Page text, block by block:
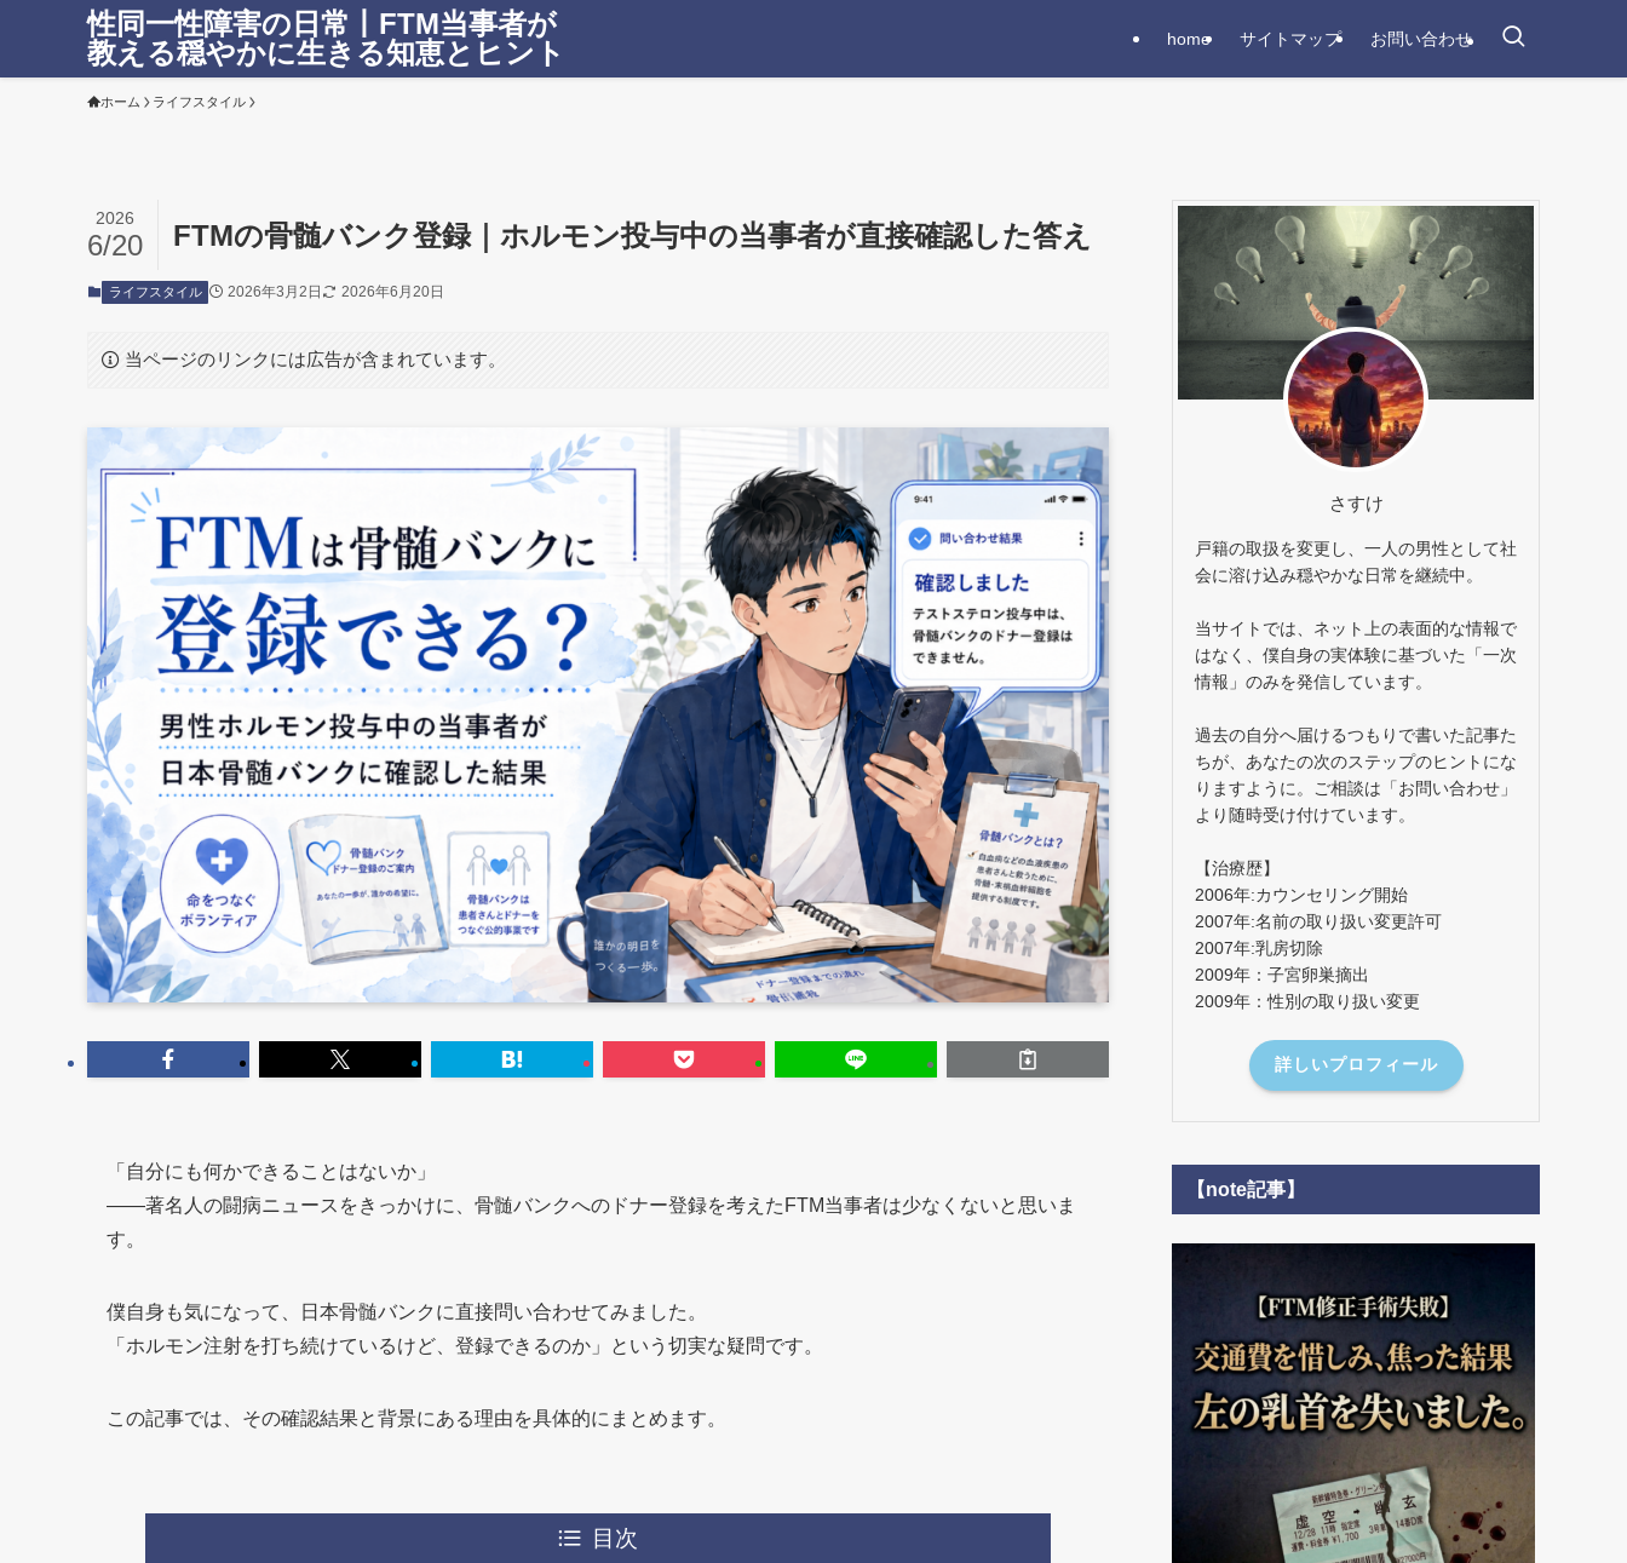
性同一性障害の日常丨FTM当事者が
教える穏やかに生きる知恵とヒント
home サイトマップ お問い合わせ
ホーム ライフスタイル
FTMの骨髄バンク登録｜ホルモン投与中の当事者が直接確認した答え
2026
6/20
ライフスタイル 2026年3月2日 2026年6月20日
当ページのリンクには広告が含まれています。
「自分にも何かできることはないか」
——著名人の闘病ニュースをきっかけに、骨髄バンクへのドナー登録を考えたFTM当事者は少なくないと思いま
す。
僕自身も気になって、日本骨髄バンクに直接問い合わせてみました。
「ホルモン注射を打ち続けているけど、登録できるのか」という切実な疑問です。
この記事では、その確認結果と背景にある理由を具体的にまとめます。
目次
さすけ
戸籍の取扱を変更し、一人の男性として社
会に溶け込み穏やかな日常を継続中。
当サイトでは、ネット上の表面的な情報で
はなく、僕自身の実体験に基づいた「一次
情報」のみを発信しています。
過去の自分へ届けるつもりで書いた記事た
ちが、あなたの次のステップのヒントにな
りますように。ご相談は「お問い合わせ」
より随時受け付けています。
【治療歴】
2006年:カウンセリング開始
2007年:名前の取り扱い変更許可
2007年:乳房切除
2009年：子宮卵巣摘出
2009年：性別の取り扱い変更
詳しいプロフィール
【note記事】